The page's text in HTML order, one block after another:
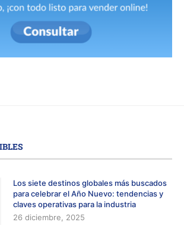
Los siete destinos globales más buscados
para celebrar el Año Nuevo: tendencias y
claves operativas para la industria
26 diciembre, 2025